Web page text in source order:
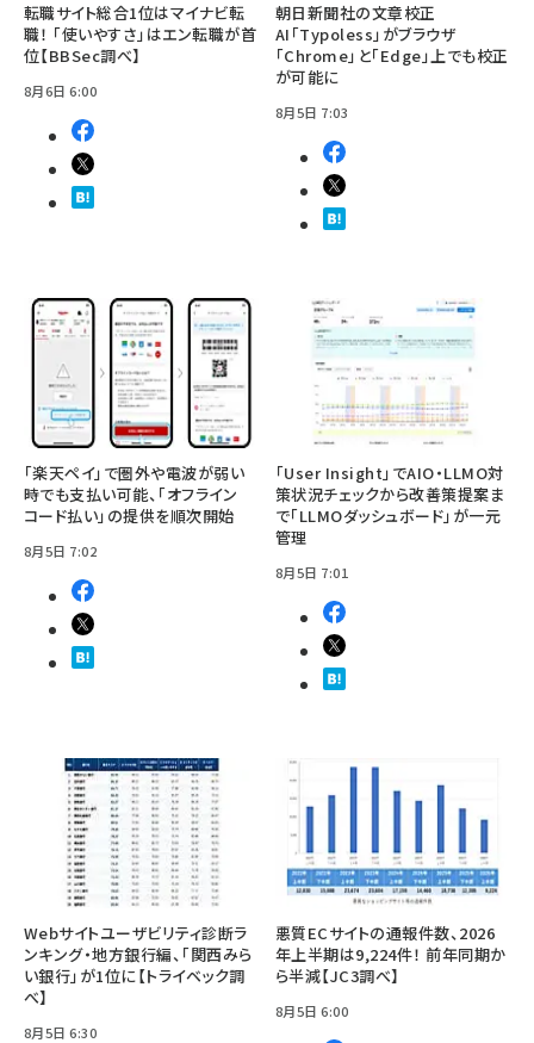
転職サイト総合1位はマイナビ転
職！ 「使いやすさ」はエン転職が首
位【BBSec調べ】
8月6日 6:00
朝日新聞社の文章校正
AI「Typoless」がブラウザ
「Chrome」と「Edge」上でも校正
が可能に
8月5日 7:03
「楽天ペイ」で圏外や電波が弱い
時でも支払い可能、「オフライン
コード払い」の提供を順次開始
8月5日 7:02
「User Insight」でAIO・LLMO対
策状況チェックから改善策提案ま
で「LLMOダッシュボード」が一元
管理
8月5日 7:01
Webサイトユーザビリティ診断ラ
ンキング・地方銀行編、「関西みら
い銀行」が1位に【トライベック調
べ】
8月5日 6:30
悪質ECサイトの通報件数、2026
年上半期は9,224件！ 前年同期か
ら半減【JC3調べ】
8月5日 6:00